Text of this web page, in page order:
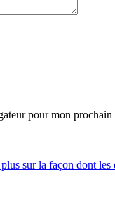
pour mon prochain
sur la façon dont les